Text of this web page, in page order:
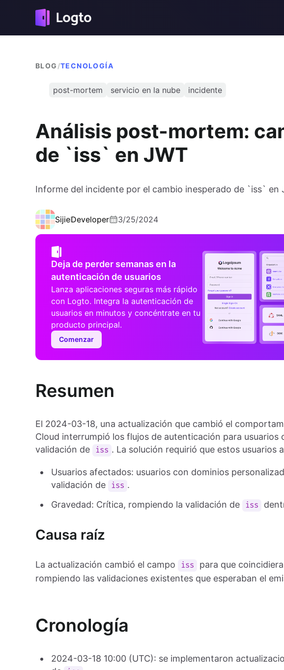
BLOG /TECNOLOGÍA
post-mortem servicio en la nube incidente
Análisis post-mortem:
de `iss` en JWT
Informe del incidente por el cambio inesperado de `iss` en
SijieDeveloper 3/25/2024
Deja de perder semanas en la
autenticación de usuarios
Lanza aplicaciones seguras más rápido
con Logto. Integra la autenticación de
usuarios en minutos y concéntrate en tu
producto principal.
Comenzar
Resumen
El 2024-03-18, una actualización que cambió el
Cloud interrumpió los flujos de autenticación para usuarios
validación de
iss . La solución requirió que estos usuarios
Usuarios afectados: usuarios con dominios
validación de
iss .
Gravedad: Crítica, rompiendo la validación de
iss
Causa raíz
La actualización cambió el campo iss
para que
rompiendo las validaciones existentes que esperaban el
Cronología
2024-03-18 10:00 (UTC): se implementaron